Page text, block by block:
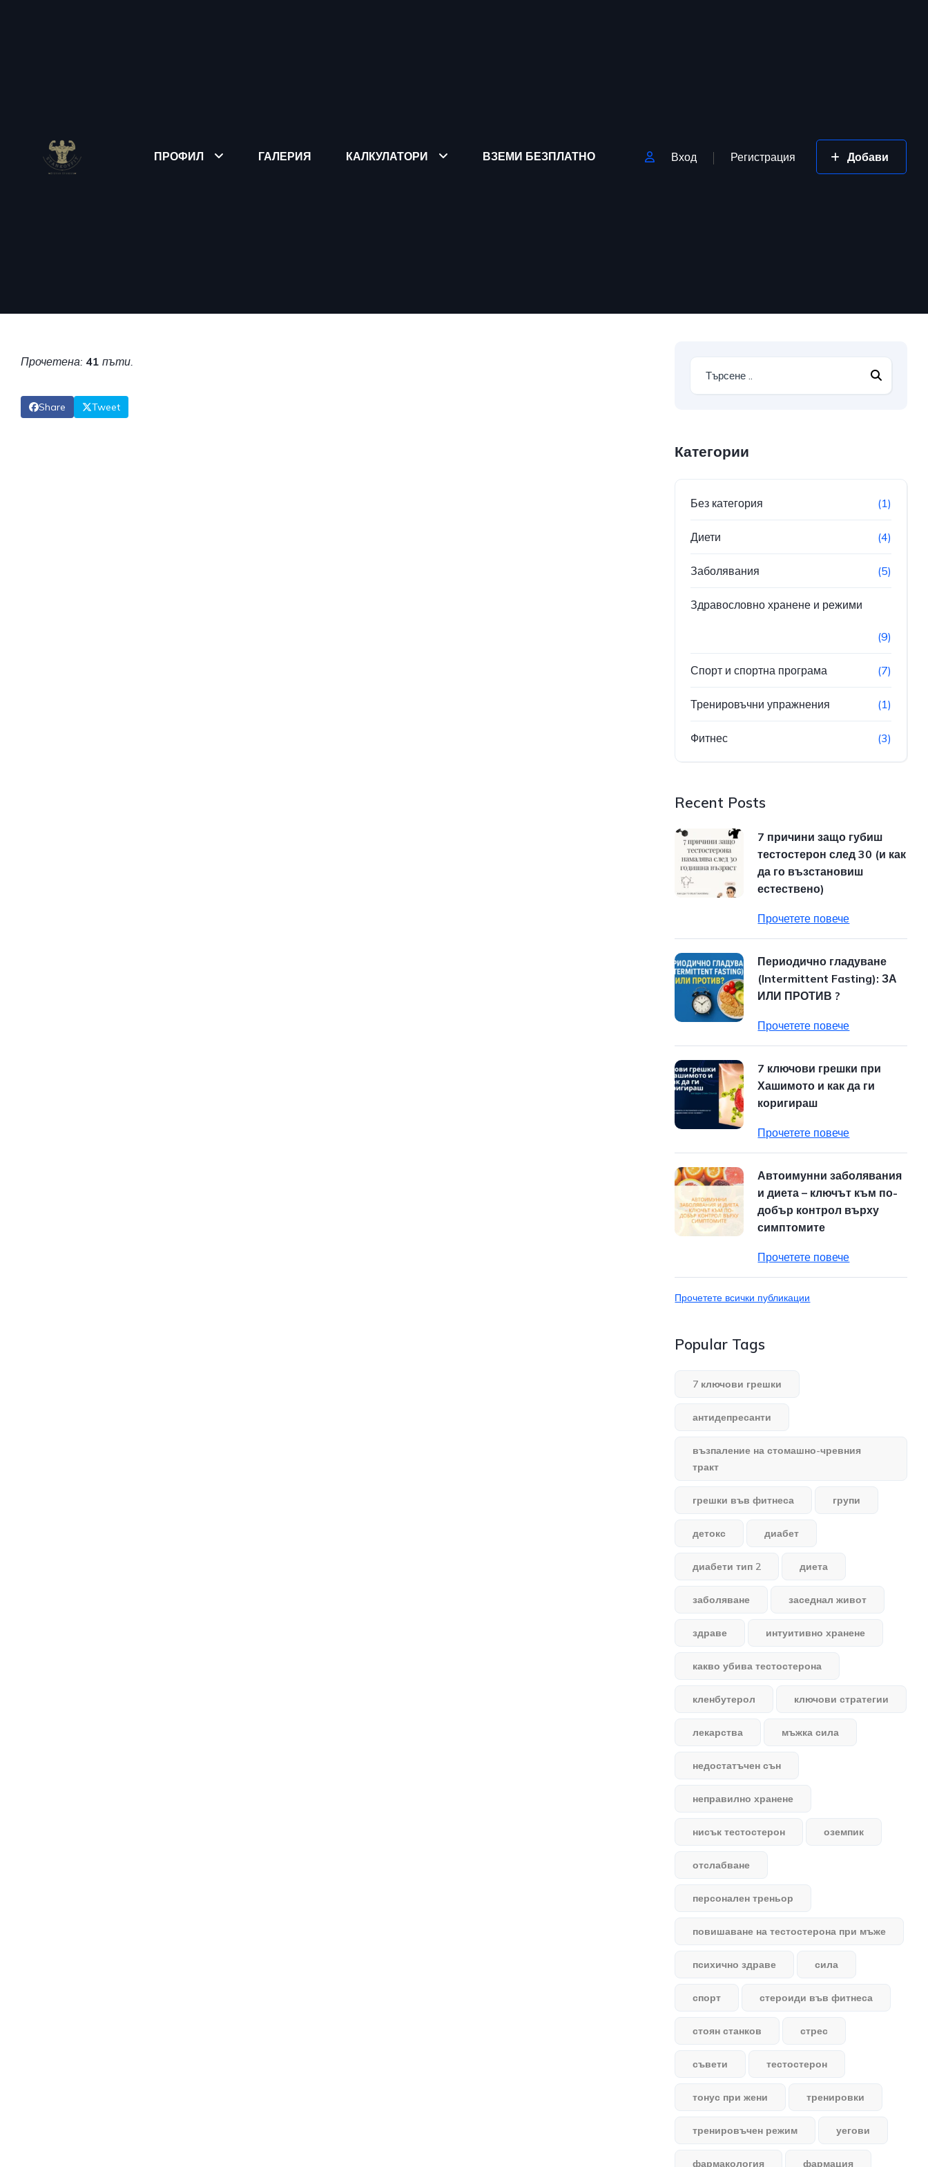
ПРОФИЛ ГАЛЕРИЯ КАЛКУЛАТОРИ ВЗЕМИ БЕЗПЛАТНО Вход Регистрация Добави
Прочетена: 41 пъти.
Share Tweet
Категории
Без категория (1)
Диети (4)
Заболявания (5)
Здравословно хранене и режими
(9)
Спорт и спортна програма (7)
Тренировъчни упражнения (1)
Фитнес (3)
Recent Posts
7 причини защо губиш
тестостерон след 30 (и как
да го възстановиш
естествено)
Прочетете повече
Периодично гладуване
(Intermittent Fasting): ЗА
ИЛИ ПРОТИВ ?
Прочетете повече
7 ключови грешки при
Хашимото и как да ги
коригираш
Прочетете повече
Автоимунни заболявания
и диета – ключът към по-
добър контрол върху
симптомите
Прочетете повече
Прочетете всички публикации
Popular Tags
7 ключови грешки
антидепресанти
възпаление на стомашно-чревния
тракт
грешки във фитнеса групи
детокс диабет
диабети тип 2 диета
заболяване заседнал живот
здраве интуитивно хранене
какво убива тестостерона
кленбутерол ключови стратегии
лекарства мъжка сила
недостатъчен сън
неправилно хранене
нисък тестостерон оземпик
отслабване
персонален треньор
повишаване на тестостерона при мъже
психично здраве сила
спорт стероиди във фитнеса
стоян станков стрес
съвети тестостерон
тонус при жени тренировки
тренировъчен режим уегови
фармакология фармация